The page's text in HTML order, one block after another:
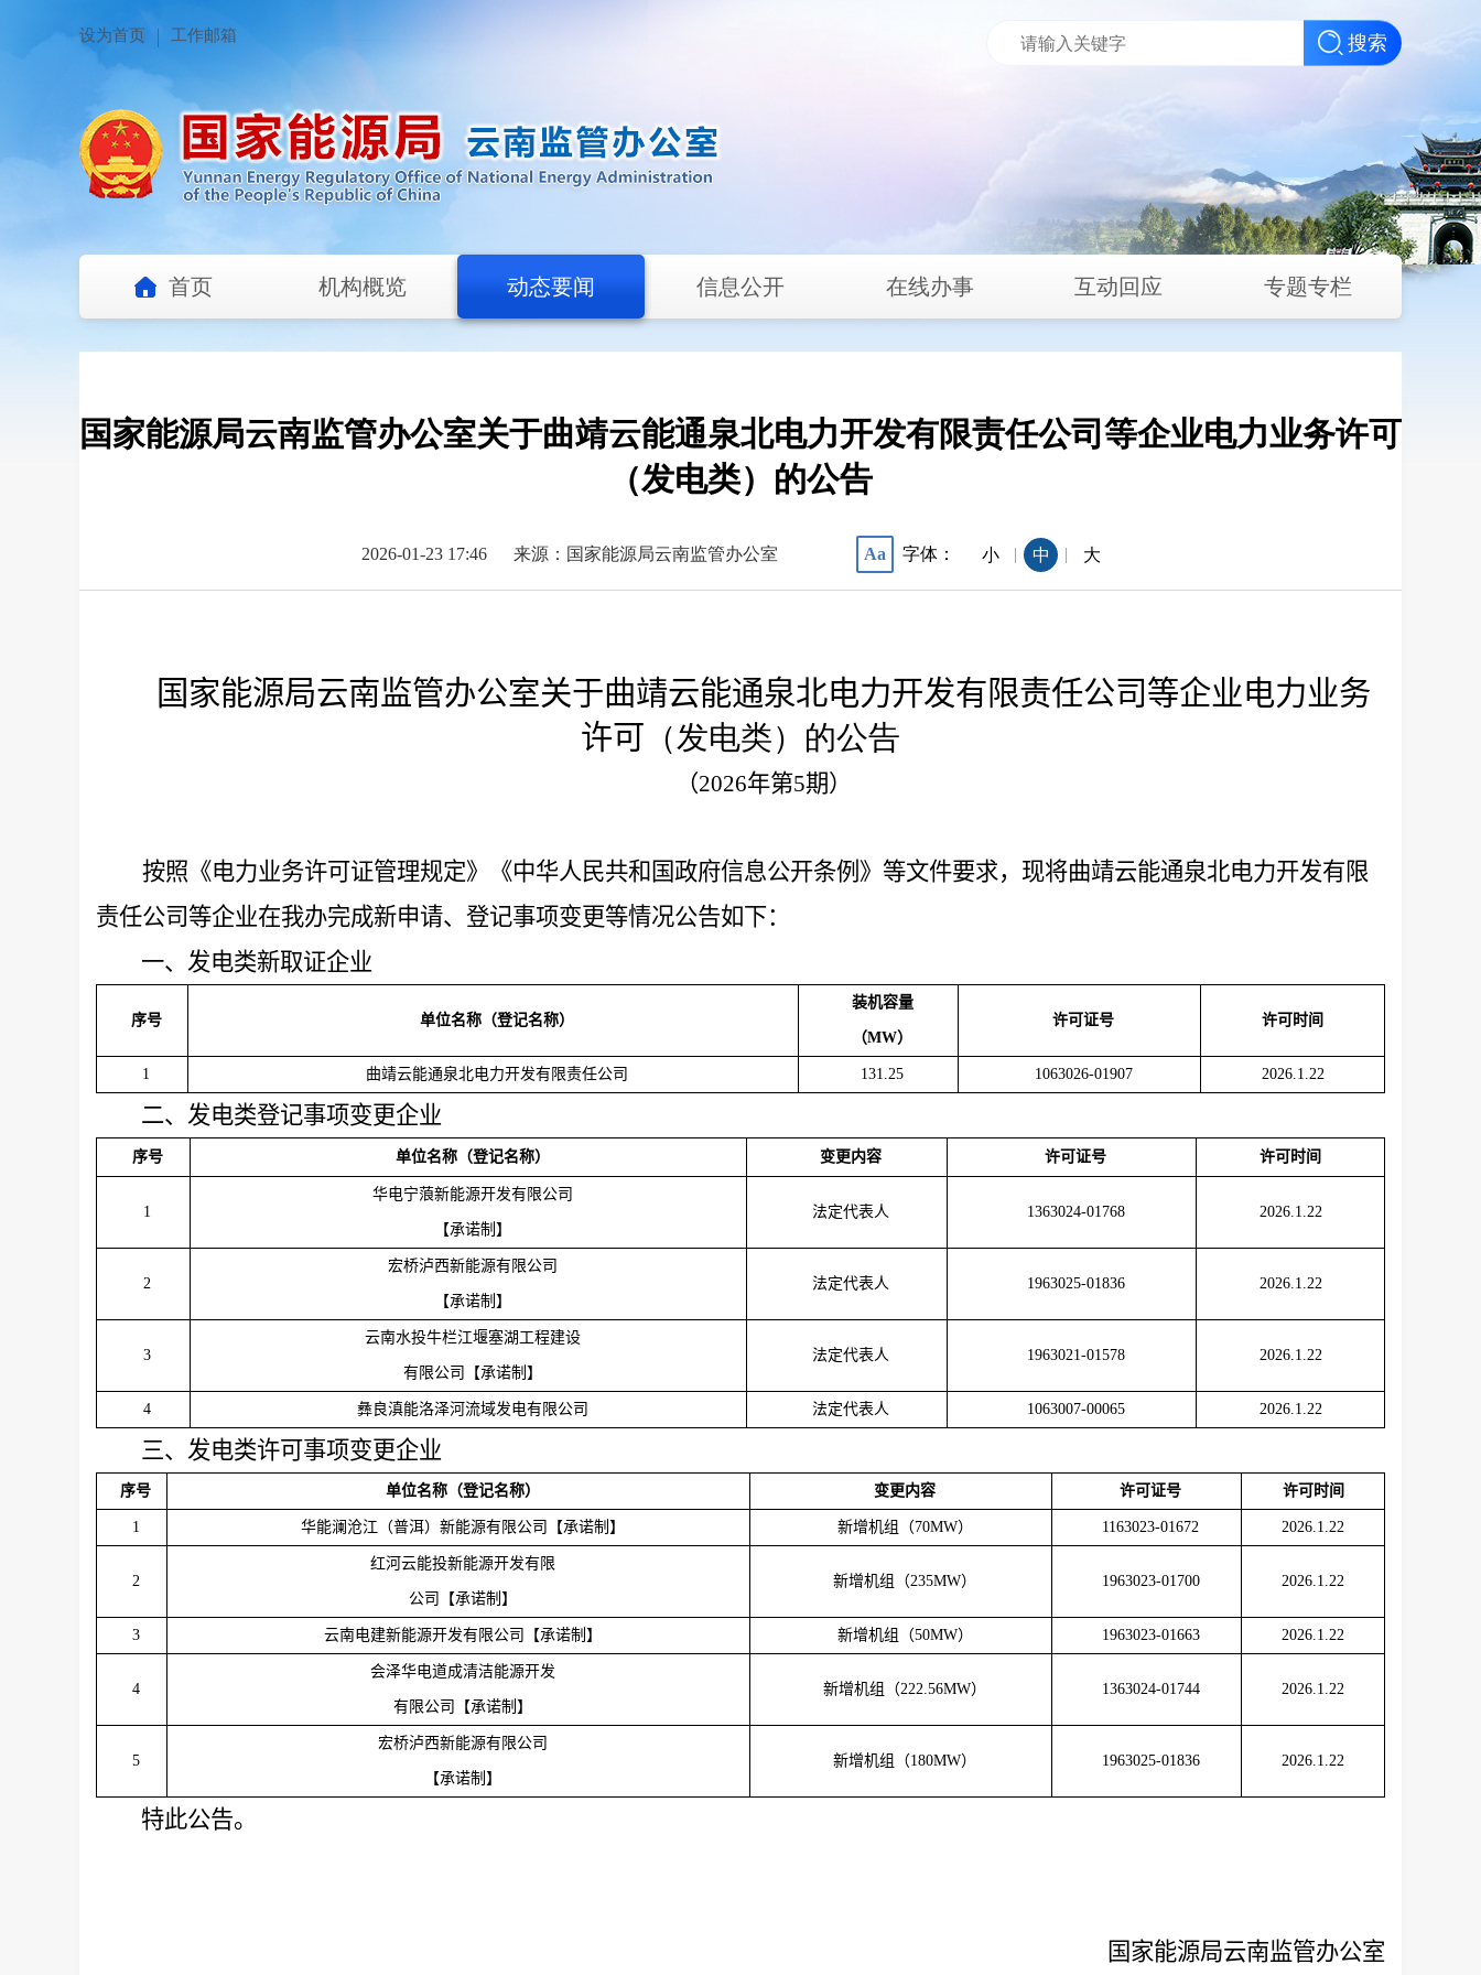
设为首页 工作邮箱 搜索
首页 机构概览 动态要闻 信息公开 在线办事 互动回应 专题专栏
国家能源局云南监管办公室关于曲靖云能通泉北电力开发有限责任公司等企业电力业务许可
（发电类）的公告
2026-01-23 17:46 来源：国家能源局云南监管办公室 Aa 字体： 小 | 中 | 大
国 家能源局云南监管办公室关于曲靖云能通泉北电力开发有限责任公司等企业电力业务
许可 （发电类） 的公告
（2026年第5期）
按照《电力业务许可证管理规定》《中华人民共和国政府信息公开条例》等文件要求，现将曲靖云能通泉北电力开发有限
责任公司等企业在我办完成新申请、登记事项变更等情况公告如下：
一、发电类新取证企业
序号 单位名称 （登记名称）
装机容量
（MW）
许可证号 许可时间
1 曲靖云能通泉北电力开发有限责任公司 131.25 1063026-01907 2026.1.22
二、发电类登记事项变更企业
序号 单位名称（登记名称） 变更内容 许可证号 许可时间
1
华电宁蒗新能源开发有限公司
【承诺制】
法定代表人 1363024-01768 2026.1.22
2
宏桥泸西新能源有限公司
【承诺制】
法定代表人 1963025-01836 2026.1.22
3
云南水投牛栏江堰塞湖工程建设
有限公司【承诺制】
法定代表人 1963021-01578 2026.1.22
4 彝良滇能洛泽河流域发电有限公司 法定代表人 1063007-00065 2026.1.22
三、发电类许可事项变更企业
序号 单位名称（登记名称） 变更内容 许可证号 许可时间
1 华能澜沧江（普洱）新能源有限公司【承诺制】 新增机组（70MW） 1163023-01672 2026.1.22
2
红河云能投新能源开发有限
公司【承诺制】
新增机组（235MW） 1963023-01700 2026.1.22
3 云南电建新能源开发有限公司【承诺制】 新增机组（50MW） 1963023-01663 2026.1.22
4
会泽华电道成清洁能源开发
有限公司【承诺制】
新增机组（222.56MW） 1363024-01744 2026.1.22
5
宏桥泸西新能源有限公司
【承诺制】
新增机组（180MW） 1963025-01836 2026.1.22
特此公告。
国家能源局云南监管办公室